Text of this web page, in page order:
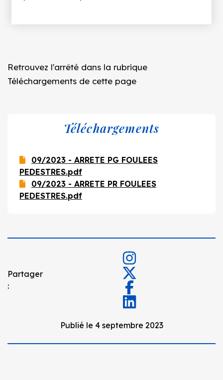
Retrouvez l'arrêté dans la rubrique
Téléchargements de cette page
Téléchargements
09/2023 - ARRETE PG FOULEES
PEDESTRES.pdf
09/2023 - ARRETE PR FOULEES
PEDESTRES.pdf
Partager
:
Publié le 4 septembre 2023